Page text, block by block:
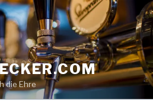
die Ehre